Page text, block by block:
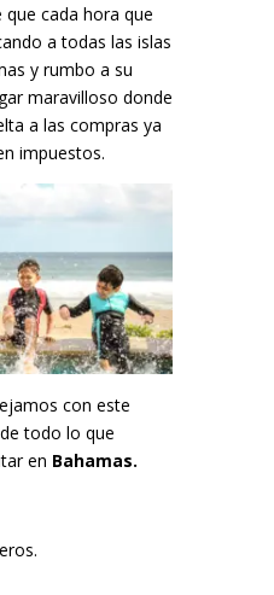
cada hora que
a todas las islas
y rumbo a su
maravilloso donde
a las compras ya
impuestos.
con este
todo lo que
en Bahamas.